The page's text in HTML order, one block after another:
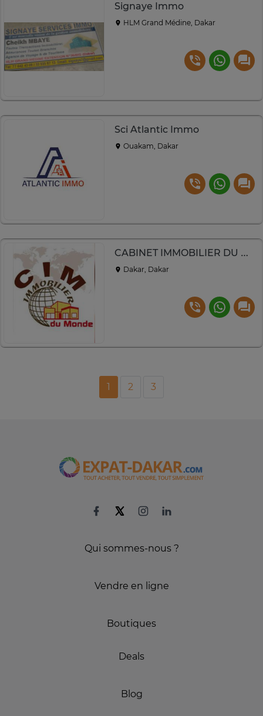
Signaye Immo
HLM Grand Médine, Dakar
Sci Atlantic Immo
Ouakam, Dakar
CABINET IMMOBILIER DU MONDE
Dakar, Dakar
1 2 3
Qui sommes-nous ?
Vendre en ligne
Boutiques
Deals
Blog